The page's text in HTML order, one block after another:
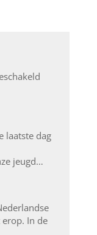
laatste dag
jeugd…
In de